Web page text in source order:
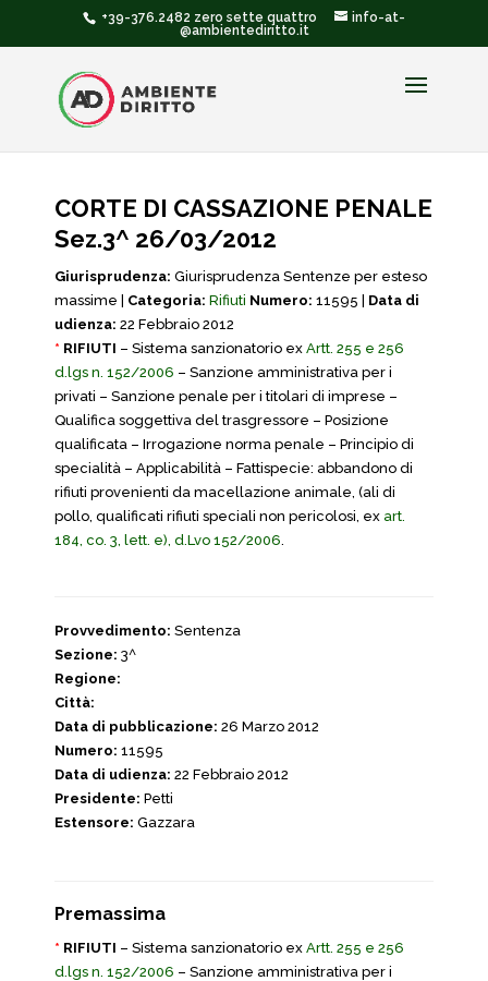
+39-376.2482 zero sette quattro
info-at-
@ambientediritto.it
CORTE DI CASSAZIONE PENALE
Sez.3^ 26/03/2012
Giurisprudenza: Giurisprudenza Sentenze per esteso
massime | Categoria: Rifiuti Numero: 11595 | Data di
udienza: 22 Febbraio 2012
* RIFIUTI – Sistema sanzionatorio ex Artt. 255 e 256
d.lgs n. 152/2006 – Sanzione amministrativa per i
privati – Sanzione penale per i titolari di imprese –
Qualifica soggettiva del trasgressore – Posizione
qualificata – Irrogazione norma penale – Principio di
specialità – Applicabilità – Fattispecie: abbandono di
rifiuti provenienti da macellazione animale, (ali di
pollo, qualificati rifiuti speciali non pericolosi, ex art.
184, co. 3, lett. e), d.Lvo 152/2006.
Provvedimento: Sentenza
Sezione: 3^
Regione:
Città:
Data di pubblicazione: 26 Marzo 2012
Numero: 11595
Data di udienza: 22 Febbraio 2012
Presidente: Petti
Estensore: Gazzara
Premassima
* RIFIUTI – Sistema sanzionatorio ex Artt. 255 e 256
d.lgs n. 152/2006 – Sanzione amministrativa per i